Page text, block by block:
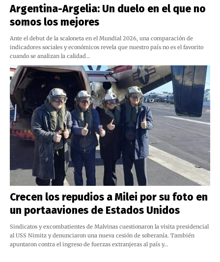
Argentina-Argelia: Un duelo en el que no
somos los mejores
Ante el debut de la scaloneta en el Mundial 2026, una comparación de
indicadores sociales y económicos revela que nuestro país no es el favorito
cuando se analizan la calidad…
Crecen los repudios a Milei por su foto en
un portaaviones de Estados Unidos
Sindicatos y excombatientes de Malvinas cuestionaron la visita presidencial
al USS Nimitz y denunciaron una nueva cesión de soberanía. También
apuntaron contra el ingreso de fuerzas extranjeras al país y…